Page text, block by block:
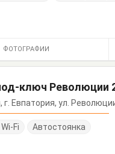
ФОТОГРАФИИ
ключ Революции
г. Евпатория, ул.
Fi Автостоянка